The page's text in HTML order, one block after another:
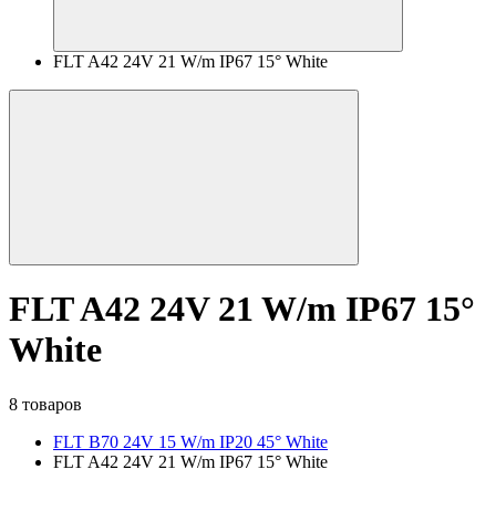
FLT A42 24V 21 W/m IP67 15° White
FLT A42 24V 21 W/m IP67 15°
White
8 товаров
FLT B70 24V 15 W/m IP20 45° White
FLT A42 24V 21 W/m IP67 15° White